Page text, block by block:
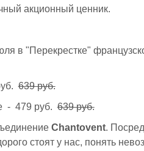
акционный ценник.
в "Перекрестке"
639 руб.
- 479 руб.639 руб.
Chantovent.
стоят у нас, понять